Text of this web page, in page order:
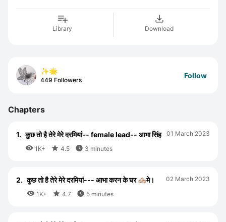
Library Download
✨🌟
449 Followers
Follow
Chapters
1. कुछ तो है तेरे मेरे दरमियां-- female lead-- आभा सिंह
 1K+  4.5  3 minutes
01 March 2023
2. कुछ तो है तेरे मेरे दरमियां--- आभा करन के घर 🏘मे।
 1K+  4.7  5 minutes
02 March 2023